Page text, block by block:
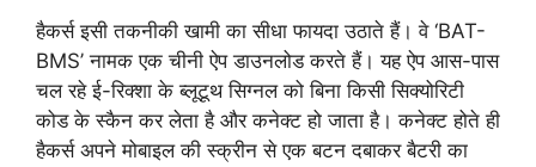
हैकर्स इसी तकनीकी खामी का सीधा फायदा उठाते हैं। वे ‘BAT-
BMS’ नामक एक चीनी ऐप डाउनलोड करते हैं। यह ऐप आस-पास
चल रहे ई-रिक्शा के ब्लूटूथ सिग्नल को बिना किसी सिक्योरिटी
कोड के स्कैन कर लेता है और कनेक्ट हो जाता है। कनेक्ट होते ही
हैकर्स अपने मोबाइल की स्क्रीन से एक बटन दबाकर बैटरी का